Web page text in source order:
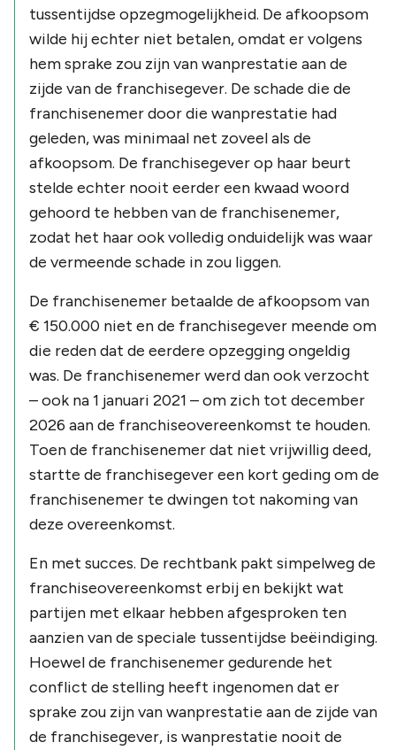
tussentijdse opzegmogelijkheid. De afkoopsom
wilde hij echter niet betalen, omdat er volgens
hem sprake zou zijn van wanprestatie aan de
zijde van de franchisegever. De schade die de
franchisenemer door die wanprestatie had
geleden, was minimaal net zoveel als de
afkoopsom. De franchisegever op haar beurt
stelde echter nooit eerder een kwaad woord
gehoord te hebben van de franchisenemer,
zodat het haar ook volledig onduidelijk was waar
de vermeende schade in zou liggen.
De franchisenemer betaalde de afkoopsom van
€ 150.000 niet en de franchisegever meende om
die reden dat de eerdere opzegging ongeldig
was. De franchisenemer werd dan ook verzocht
– ook na 1 januari 2021 – om zich tot december
2026 aan de franchiseovereenkomst te houden.
Toen de franchisenemer dat niet vrijwillig deed,
startte de franchisegever een kort geding om de
franchisenemer te dwingen tot nakoming van
deze overeenkomst.
En met succes. De rechtbank pakt simpelweg de
franchiseovereenkomst erbij en bekijkt wat
partijen met elkaar hebben afgesproken ten
aanzien van de speciale tussentijdse beëindiging.
Hoewel de franchisenemer gedurende het
conflict de stelling heeft ingenomen dat er
sprake zou zijn van wanprestatie aan de zijde van
de franchisegever, is wanprestatie nooit de